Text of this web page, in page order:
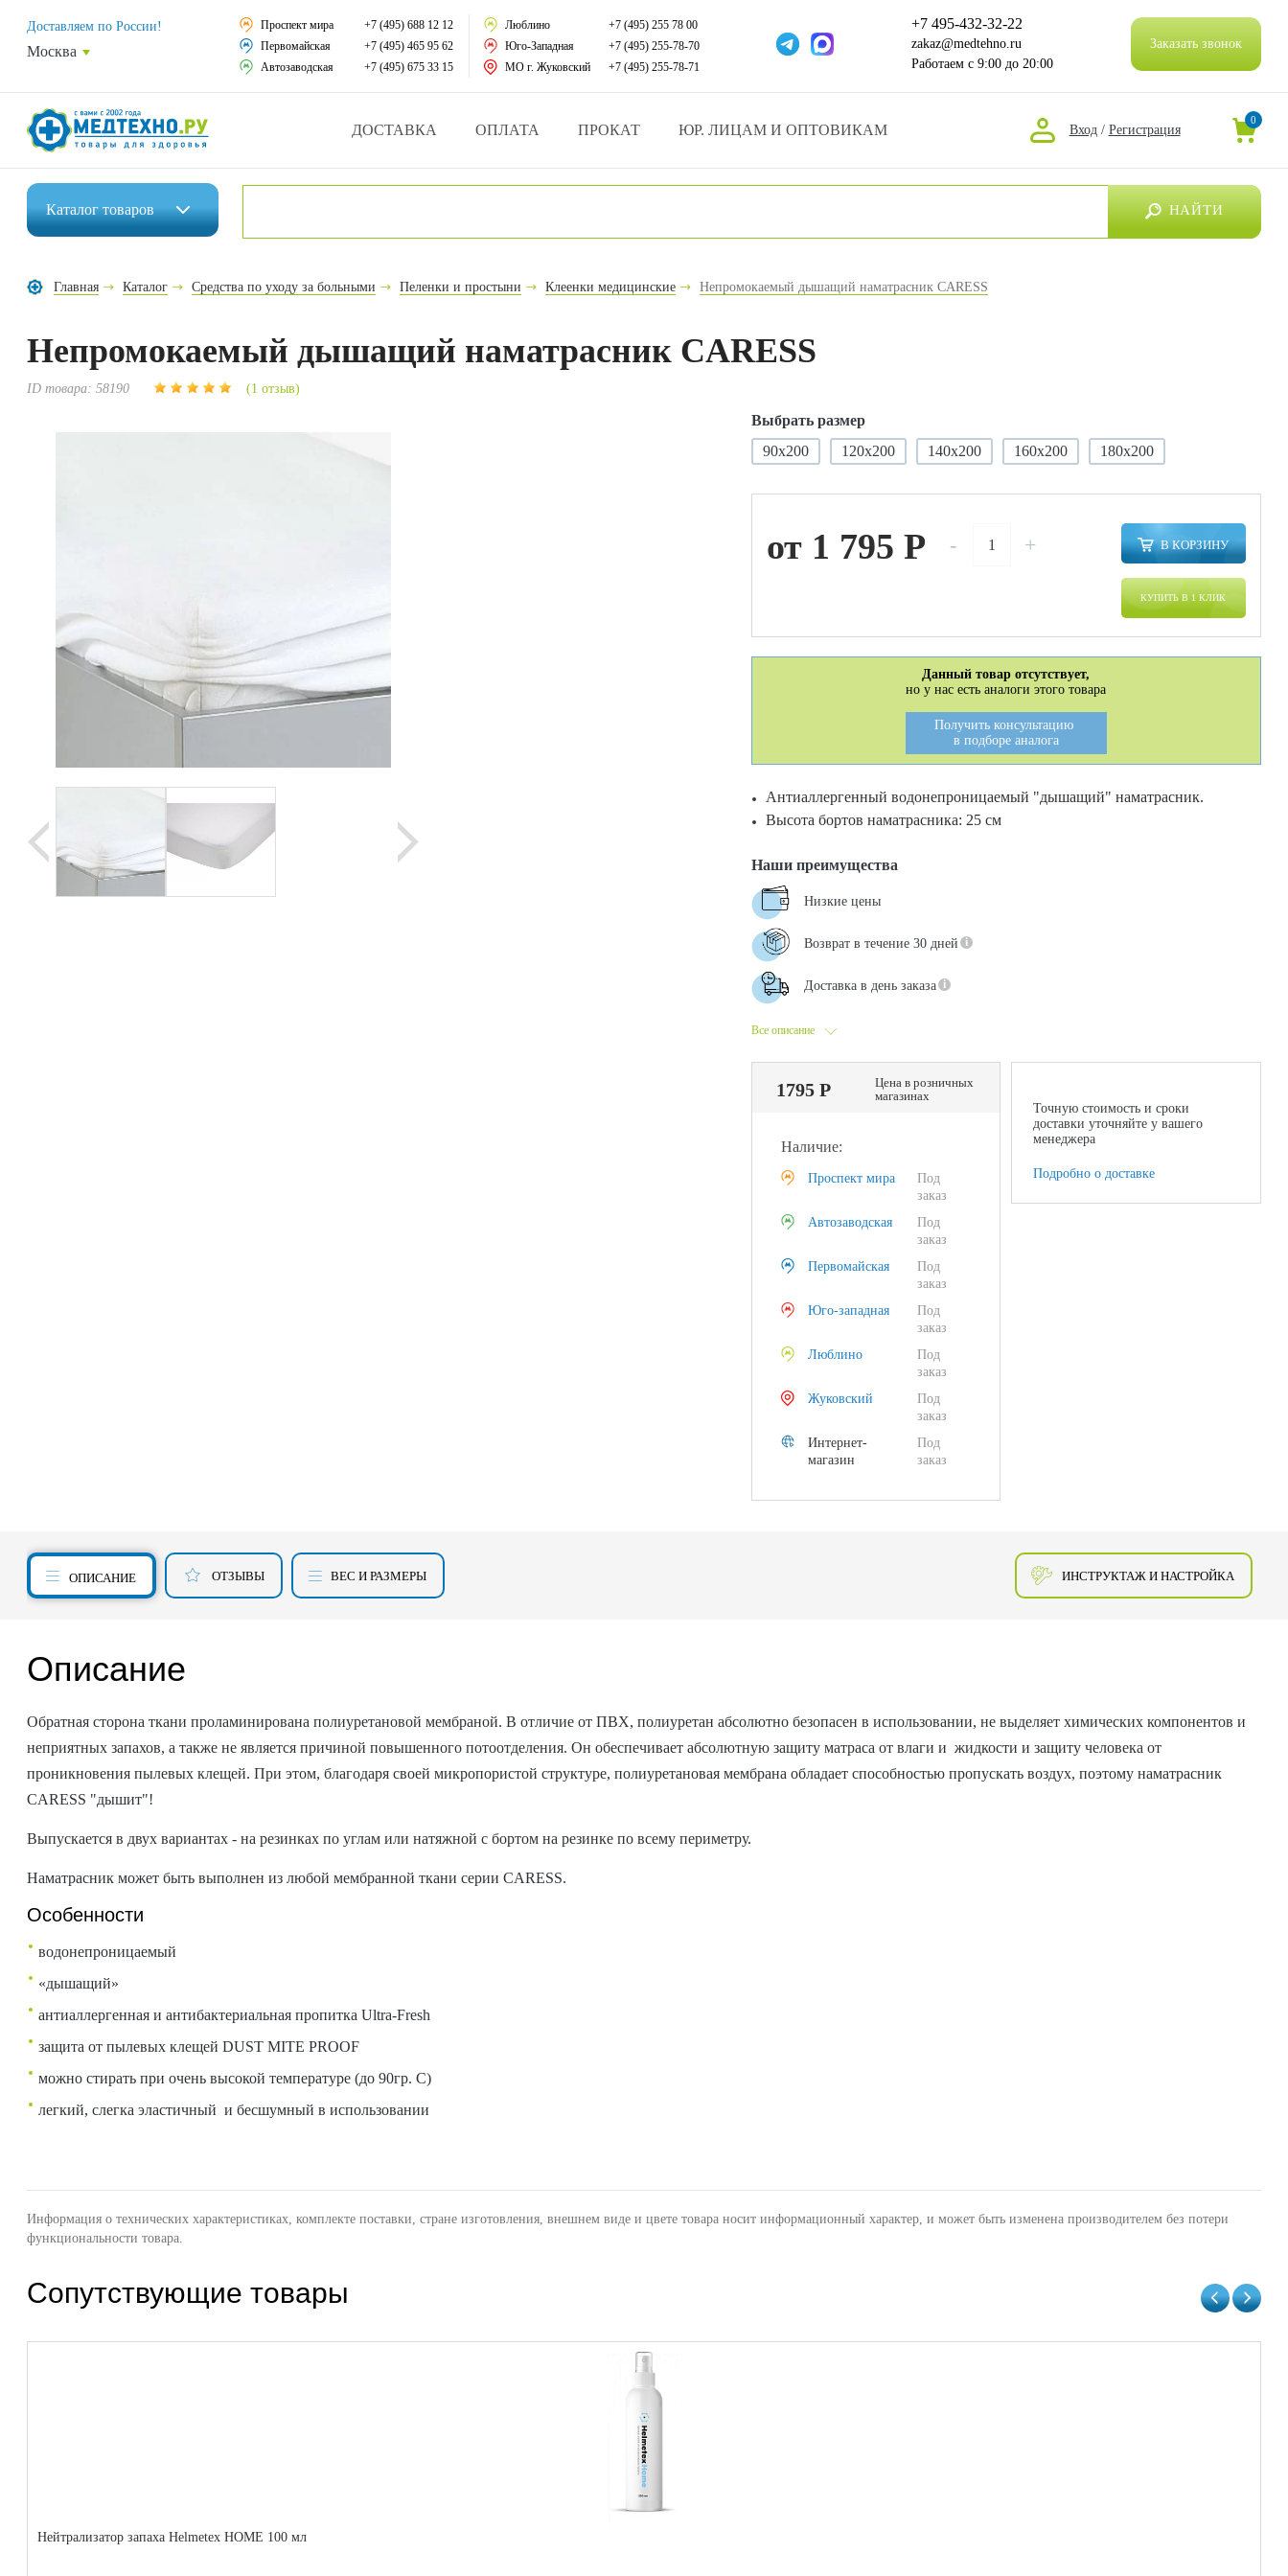
Средства реабилитации
Средства по уходу за больными
Домашняя медтехника
Уникальные и полезные товары
Доставляем по России!
Москва
Проспект мира
+7 (495) 688 12 12
Первомайская
+7 (495) 465 95 62
Автозаводская
+7 (495) 675 33 15
Люблино
+7 (495) 255 78 00
Юго-Западная
+7 (495) 255-78-70
МО г. Жуковский
+7 (495) 255-78-71
+7 495-432-32-22
zakaz@medtehno.ru
Работаем с 9:00 до 20:00
Заказать звонок
ДОСТАВКА ОПЛАТА ПРОКАТ ЮР. ЛИЦАМ И ОПТОВИКАМ Вход / Регистрация
0
Каталогтоваров
Средства по уходу за больными
Ортопедические изделия
Ортопедические матрасы и подушки
Уникальные и полезные товары
Распродажа
Прокат инвалидной техники
НАЙТИ
Главная Каталог Средства по уходу за больными Пеленки и простыни Клеенки медицинские Непромокаемый дышащий наматрасник CARESS
Непромокаемый дышащий наматрасник CARESS
ID товара:58190 (1 отзыв)
Выбрать размер
90х200
120х200 140х200 160х200 180х200
от 1 795 P - + В КОРЗИНУ
КУПИТЬ В 1 КЛИК
Данный товар отсутствует,
но у нас есть аналоги этого товара
Получить консультацию
в подборе аналога
Антиаллергенный водонепроницаемый "дышащий" наматрасник.
Высота бортов наматрасника: 25 см
Все описание
Наши преимущества
Низкие цены
Возврат в течение 30 дней
Доставка в день заказа
1795 Р
Цена в розничных
магазинах
Наличие:
Проспект мира
Под
заказ
Автозаводская
Под
заказ
Первомайская
Под
заказ
Юго-западная
Под
заказ
Люблино
Под
заказ
Жуковский
Под
заказ
Интернет-
магазин
Под
заказ
Точную стоимость и сроки
доставки уточняйте у вашего
менеджера
Подробно о доставке
ОПИСАНИЕ ОТЗЫВЫ ВЕС И РАЗМЕРЫ ИНСТРУКТАЖ И НАСТРОЙКА
Описание
Обратная сторона ткани проламинирована полиуретановой мембраной. В отличие от ПВХ, полиуретан абсолютно безопасен в использовании, не выделяет химических компонентов и
неприятных запахов, а также не является причиной повышенного потоотделения. Он обеспечивает абсолютную защиту матраса от влаги и жидкости и защиту человека от
проникновения пылевых клещей. При этом, благодаря своей микропористой структуре, полиуретановая мембрана обладает способностью пропускать воздух, поэтому наматрасник
CARESS "дышит"!
Выпускается в двух вариантах - на резинках по углам или натяжной с бортом на резинке по всему периметру.
Наматрасник может быть выполнен из любой мембранной ткани серии CARESS.
Особенности
водонепроницаемый
«дышащий»
антиаллергенная и антибактериальная пропитка Ultra-Fresh
защита от пылевых клещей DUST MITE PROOF
можно стирать при очень высокой температуре (до 90гр. С)
легкий, слегка эластичный и бесшумный в использовании
Информация о технических характеристиках, комплекте поставки, стране изготовления, внешнем виде и цвете товара носит информационный характер, и может быть изменена производителем без потери
функциональности товара.
Сопутствующие товары
Нейтрализатор запаха Helmetex HOME 100 мл